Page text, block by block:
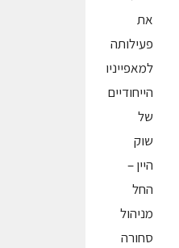
את
פעילותה
למאפייניו
הייחודיים
של
שוק
היין –
החל
מניהול
סחורה